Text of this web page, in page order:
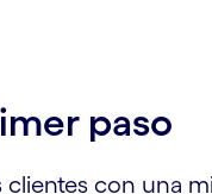
paso
clientes con una